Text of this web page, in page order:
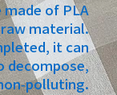
of PLA
material.
it can
decompose,
polluting.